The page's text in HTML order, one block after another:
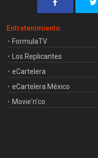
Entretenimiento
FormulaTV
Los Replicantes
eCartelera
eCartelera México
Movie'n'co